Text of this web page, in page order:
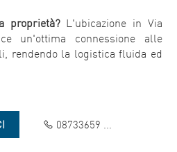
proprietà?L'ubicazione in Via
un'ottima connessione alle
rendendo la logistica fluida ed
08733659 ...